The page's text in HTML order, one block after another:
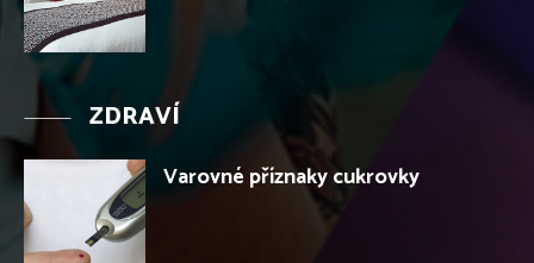
ZDRAVÍ
Varovné příznaky cukrovky